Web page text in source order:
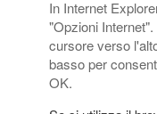
In Internet
"Opzioni
cursore verso
basso per
OK.